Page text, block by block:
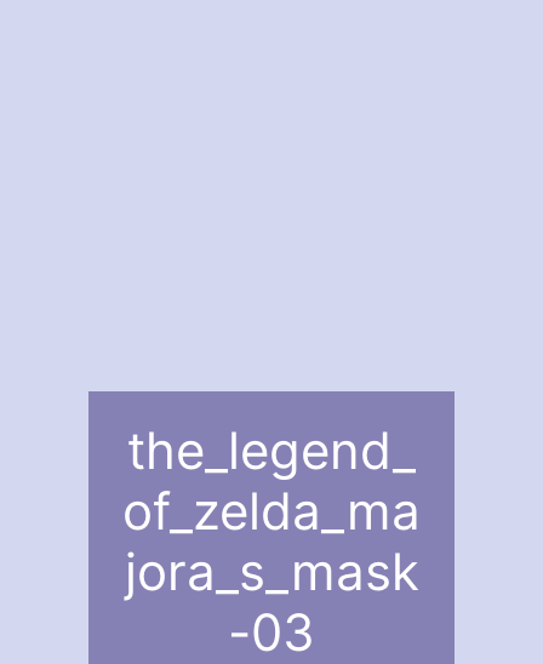
the_legend_
of_zelda_ma
jora_s_mask
-03